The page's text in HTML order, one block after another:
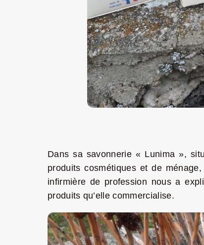
Dans sa savonnerie « Lunima »,
produits cosmétiques et de
infirmière de profession nous a
produits qu’elle commercialise.